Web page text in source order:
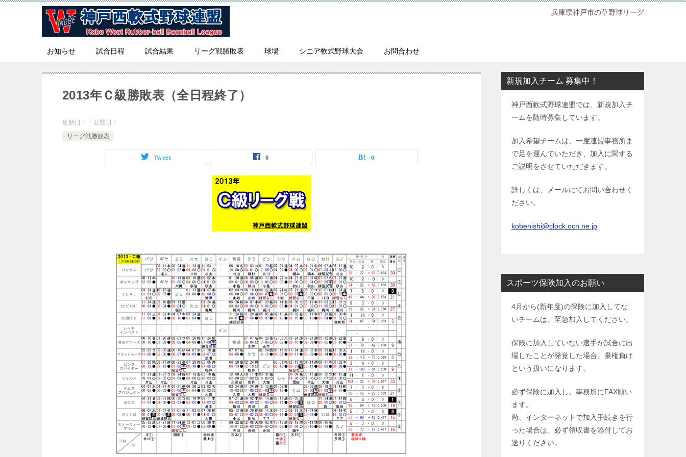
兵庫県神戸市の草野球リーグ
お知らせ 試合日程 試合結果 リーグ戦勝敗表 球場 シニア軟式野球大会 お問合わせ
2013年Ｃ級勝敗表（全日程終了）
更新日：
公開日：
リーグ戦勝敗表
Tweet 0 0
新規加入チーム 募集中！
神戸西軟式野球連盟では、新規加入チ
ームを随時募集しています。
加入希望チームは、一度連盟事務所ま
で足を運んでいただき、加入に関する
ご説明をさせていただきます。
詳しくは、メールにてお問い合わせく
ださい。
kobenishi@clock.ocn.ne.jp
スポーツ保険加入のお願い
4月から(新年度)の保険に加入してな
いチームは、至急加入してください。
保険に加入していない選手が試合に出
場したことが発覚した場合、棄権負け
という扱いになります。
必ず保険に加入し、事務所にFAX願い
ます。
尚、インターネットで加入手続きを行
った場合は、必ず領収書を添付してお
送りください。